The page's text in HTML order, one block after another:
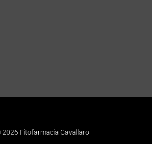
2026 Fitofarmacia Cavallaro